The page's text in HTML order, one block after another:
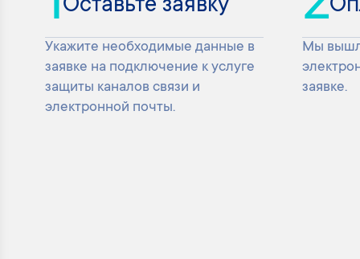
Оставьте заявку
Укажите необходимые данные в
заявке на подключение к услуге
защиты каналов связи и
электронной почты.
Мы
заявке.